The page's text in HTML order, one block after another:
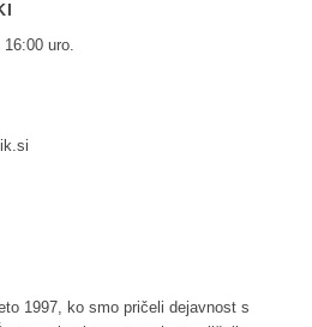
uro.
1997, ko smo pričeli dejavnost s